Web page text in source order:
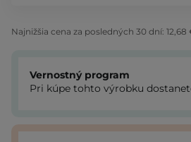
Najnižšia cena za posledných 30 dní: 12,68
Vernostný program
Pri kúpe tohto výrobku